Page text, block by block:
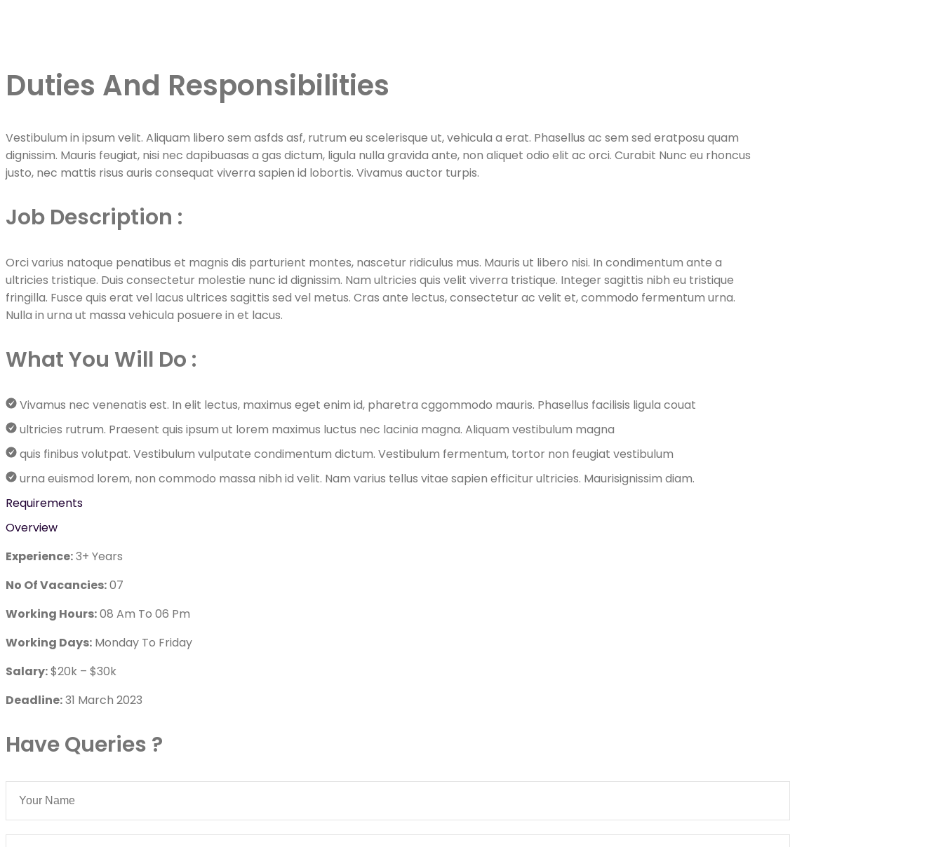
Duties And Responsibilities
Vestibulum in ipsum velit. Aliquam libero sem asfds asf, rutrum eu scelerisque ut, vehicula a erat. Phasellus ac sem sed eratposu quam
dignissim. Mauris feugiat, nisi nec dapibuasas a gas dictum, ligula nulla gravida ante, non aliquet odio elit ac orci. Curabit Nunc eu rhoncus
justo, nec mattis risus auris consequat viverra sapien id lobortis. Vivamus auctor turpis.
Job Description :
Orci varius natoque penatibus et magnis dis parturient montes, nascetur ridiculus mus. Mauris ut libero nisi. In condimentum ante a
ultricies tristique. Duis consectetur molestie nunc id dignissim. Nam ultricies quis velit viverra tristique. Integer sagittis nibh eu tristique
fringilla. Fusce quis erat vel lacus ultrices sagittis sed vel metus. Cras ante lectus, consectetur ac velit et, commodo fermentum urna.
Nulla in urna ut massa vehicula posuere in et lacus.
What You Will Do :
Vivamus nec venenatis est. In elit lectus, maximus eget enim id, pharetra cggommodo mauris. Phasellus facilisis ligula couat
ultricies rutrum. Praesent quis ipsum ut lorem maximus luctus nec lacinia magna. Aliquam vestibulum magna
quis finibus volutpat. Vestibulum vulputate condimentum dictum. Vestibulum fermentum, tortor non feugiat vestibulum
urna euismod lorem, non commodo massa nibh id velit. Nam varius tellus vitae sapien efficitur ultricies. Maurisignissim diam.
Requirements
Overview
Experience:3+ Years
No Of Vacancies:07
Working Hours:08 Am To 06 Pm
Working Days: Monday To Friday
Salary:$20k – $30k
Deadline:31 March 2023
Have Queries ?